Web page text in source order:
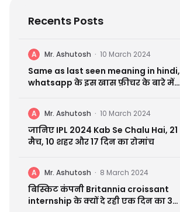
Recents Posts
A Mr. Ashutosh · 10 March 2024
Same as last seen meaning in hindi,
whatsapp के इस खास फ़ीचर के बारे में
A Mr. Ashutosh · 10 March 2024
जानिए IPL 2024 Kab Se Chalu Hai, 21
मैच, 10 शहर और 17 दिन का रोमांच
A Mr. Ashutosh · 8 March 2024
बिस्किट कंपनी Britannia croissant
internship के क्यों दे रही एक दिन का 3